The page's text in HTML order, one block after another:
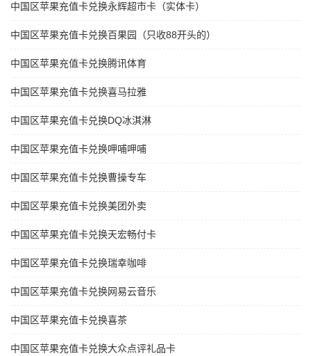
中国区苹果充值卡兑换永辉超市卡（实体卡）
中国区苹果充值卡兑换百果园（只收88开头的）
中国区苹果充值卡兑换腾讯体育
中国区苹果充值卡兑换喜马拉雅
中国区苹果充值卡兑换DQ冰淇淋
中国区苹果充值卡兑换呷哺呷哺
中国区苹果充值卡兑换曹操专车
中国区苹果充值卡兑换美团外卖
中国区苹果充值卡兑换天宏畅付卡
中国区苹果充值卡兑换瑞幸咖啡
中国区苹果充值卡兑换网易云音乐
中国区苹果充值卡兑换喜茶
中国区苹果充值卡兑换大众点评礼品卡